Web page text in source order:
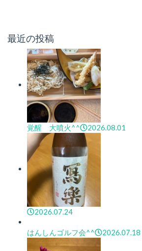
最近の投稿
覚醒 大噴火^^ 2026.08.01
2026.07.24
はんしんゴルフ会^^ 2026.07.18